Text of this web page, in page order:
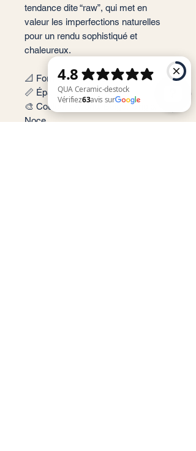
tendance dite “raw”, qui met en
valeur les imperfections naturelles
pour un rendu sophistiqué et
chaleureux.
📐 Format: 60x120 cm
📏 Épaisseur : 9 mm
🎨 Couleur : Avorio, Beige, Grigio,
Noce